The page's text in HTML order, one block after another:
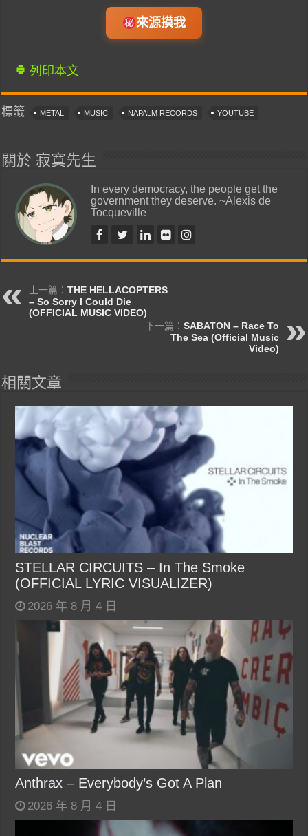
來源摸我
列印本文
標籤 METAL MUSIC NAPALM RECORDS YOUTUBE
關於 寂寞先生
In every democracy, the people get the
government they deserve. ~Alexis de
Tocqueville
上一篇：THE HELLACOPTERS
– So Sorry I Could Die
(OFFICIAL MUSIC VIDEO)
下一篇： SABATON – Race To
The Sea (Official Music
Video)
相關文章
STELLAR CIRCUITS – In The Smoke
(OFFICIAL LYRIC VISUALIZER)
2026 年 8 月 4 日
Anthrax – Everybody’s Got A Plan
2026 年 8 月 4 日